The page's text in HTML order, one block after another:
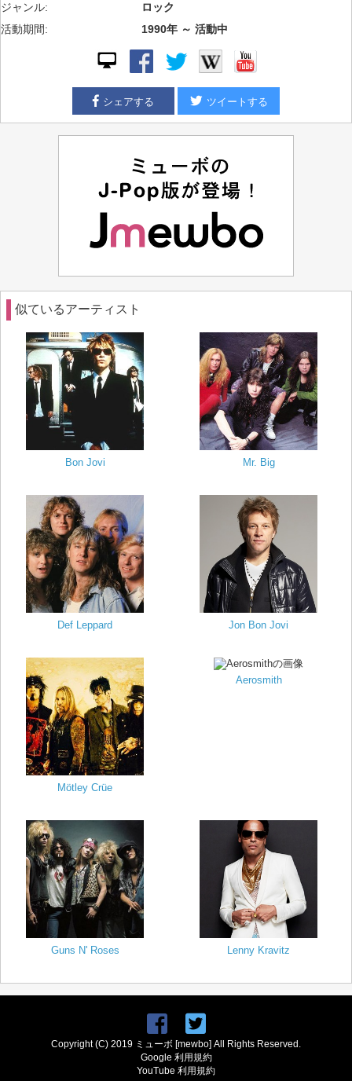
ジャンル:
ロック
活動期間:
1990年 ～ 活動中
シェアする ツイートする
似ているアーティスト
Bon Jovi Mr. Big
Def Leppard Jon Bon Jovi
Mötley Crüe
Aerosmith
Guns N' Roses Lenny Kravitz
Copyright (C) 2019 ミューボ [mewbo] All Rights Reserved.
Google 利用規約
YouTube 利用規約